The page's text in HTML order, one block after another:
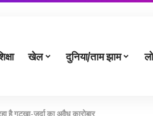
खेल दुनिया/ताम झाम
है गुटखा-जर्दा का अवैध कारोबार